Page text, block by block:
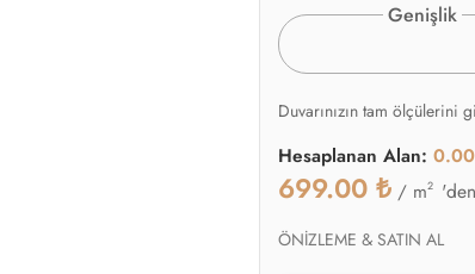
Genişlik
Duvarınızın tam ölçülerini
Hesaplanan Alan:
699.00₺ / m2
ÖNİZLEME & SATIN AL